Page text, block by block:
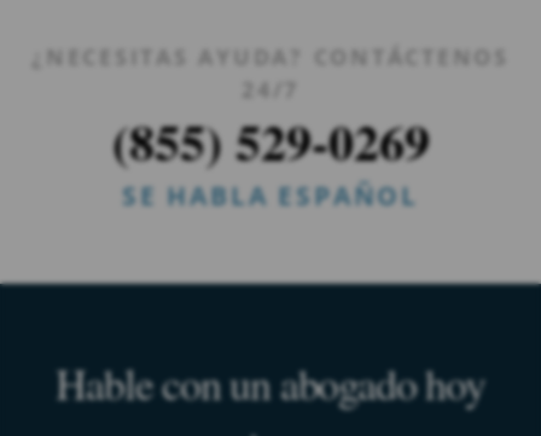
¿NECESITAS AYUDA? CONTÁCTENOS
24/7
(855) 529-0269
SE HABLA ESPAÑOL
Hable con un abogado hoy